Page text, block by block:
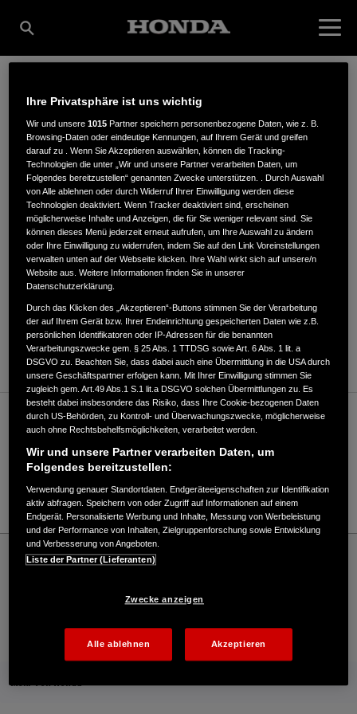
MARITIM
MARIENWERDER
Klandorfer Straße 1 a,16348,Marienwerder
ANFAHRTSBESCHREIBUNG ANFORDERN
WEBSITE
Verkauf / Kundendienst
03335/31397
E-Mail
Honda
Industrie
MARITIM MARIENWERDER - Industrial – Honda - HONDA Deutschland Offizielle
Mehr von Honda
Ihre Privatsphäre ist uns wichtig
Wir und unsere1015 Partner speichern personenbezogene Daten, wie z. B.
Browsing-Daten oder eindeutige Kennungen, auf Ihrem Gerät und greifen
darauf zu . Wenn Sie Akzeptieren auswählen, können die Tracking-
Technologien die unter „Wir und unsere Partner verarbeiten Daten, um
Folgendes bereitzustellen“ genannten Zwecke unterstützen. . Durch Auswahl
von Alle ablehnen oder durch Widerruf Ihrer Einwilligung werden diese
Technologien deaktiviert. Wenn Tracker deaktiviert sind, erscheinen
möglicherweise Inhalte und Anzeigen, die für Sie weniger relevant sind. Sie
können dieses Menü jederzeit erneut aufrufen, um Ihre Auswahl zu ändern
oder Ihre Einwilligung zu widerrufen, indem Sie auf den Link Voreinstellungen
verwalten unten auf der Webseite klicken. Ihre Wahl wirkt sich auf unsere/n
Website aus. Weitere Informationen finden Sie in unserer
Datenschutzerklärung.
Durch das Klicken des „Akzeptieren“-Buttons stimmen Sie der Verarbeitung
der auf Ihrem Gerät bzw. Ihrer Endeinrichtung gespeicherten Daten wie z.B.
persönlichen Identifikatoren oder IP-Adressen für die benannten
Verarbeitungszwecke gem. § 25 Abs. 1 TTDSG sowie Art. 6 Abs. 1 lit. a
DSGVO zu. Beachten Sie, dass dabei auch eine Übermittlung in die USA durch
unsere Geschäftspartner erfolgen kann. Mit Ihrer Einwilligung stimmen Sie
zugleich gem. Art.49 Abs.1 S.1 lit.a DSGVO solchen Übermittlungen zu. Es
besteht dabei insbesondere das Risiko, dass Ihre Cookie-bezogenen Daten
durch US-Behörden, zu Kontroll- und Überwachungszwecke, möglicherweise
auch ohne Rechtsbehelfsmöglichkeiten, verarbeitet werden.
Wir und unsere Partner verarbeiten Daten, um
Folgendes bereitzustellen:
Verwendung genauer Standortdaten. Endgeräteeigenschaften zur Identifikation
aktiv abfragen. Speichern von oder Zugriff auf Informationen auf einem
Endgerät. Personalisierte Werbung und Inhalte, Messung von Werbeleistung
und der Performance von Inhalten, Zielgruppenforschung sowie Entwicklung
und Verbesserung von Angeboten.
Liste der Partner (Lieferanten)
Zwecke anzeigen
Alle ablehnen Akzeptieren